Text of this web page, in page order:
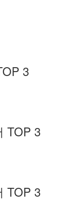
3
TOP 3
TOP 3